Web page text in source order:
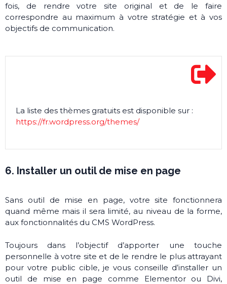
fois, de rendre votre site original et de le faire
correspondre au maximum à votre stratégie et à vos
objectifs de communication.
La liste des thèmes gratuits est disponible sur :
https://fr.wordpress.org/themes/
6. Installer un outil de mise en page
Sans outil de mise en page, votre site fonctionnera
quand même mais il sera limité, au niveau de la forme,
aux fonctionnalités du CMS WordPress.
Toujours dans l’objectif d’apporter une touche
personnelle à votre site et de le rendre le plus attrayant
pour votre public cible, je vous conseille d’installer un
outil de mise en page comme Elementor ou Divi,